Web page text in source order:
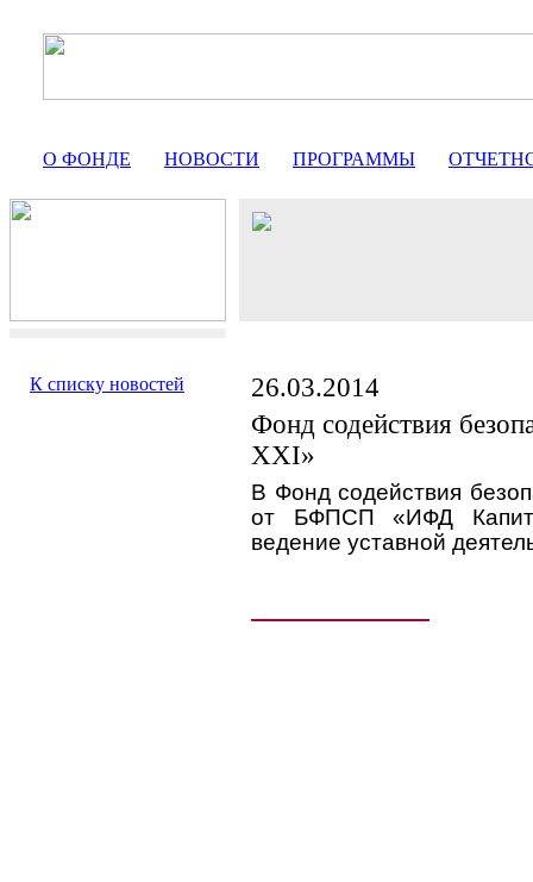
О ФОНДЕ НОВОСТИ ПРОГРАММЫ
К списку новостей
26.03.2014
Фонд содействия
ХХI»
В Фонд содействия
от БФПСП «ИФД
ведение уставной